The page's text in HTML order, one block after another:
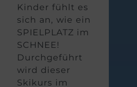
Kinder fühlt es
sich an, wie ein
SPIELPLATZ im
SCHNEE!
Durchgeführt
wird dieser
Skikurs im